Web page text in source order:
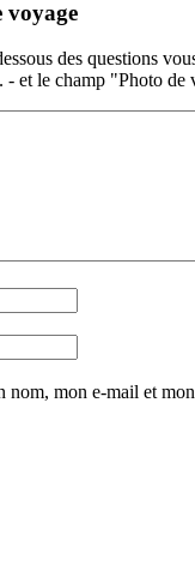
voyage
des questions
- et le champ "Photo
nom, mon e-mail et